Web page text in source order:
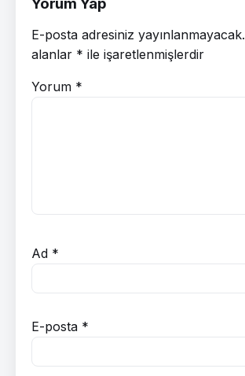
E-posta adresiniz yayınlanmayacak.
alanlar * ile işaretlenmişlerdir
Yorum *
Ad *
E-posta *